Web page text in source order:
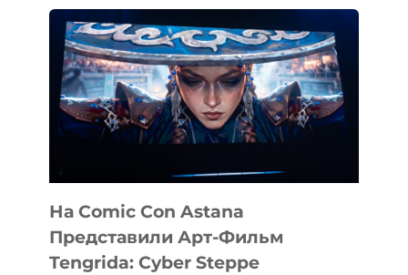
В
PERCEPTIS
—
AI-
ПЛАТФОРМУ
ДЛЯ
ИНДУСТРИИ
На Comic Con Astana
Представили Арт-Фильм
Tengrida: Cyber Steppe